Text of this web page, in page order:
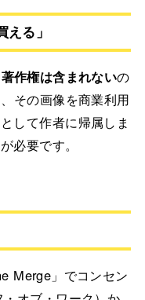
る」
著作権は含まれないの
その画像を商業利用
して作者に帰属しま
必要です。
Merge」でコンセン